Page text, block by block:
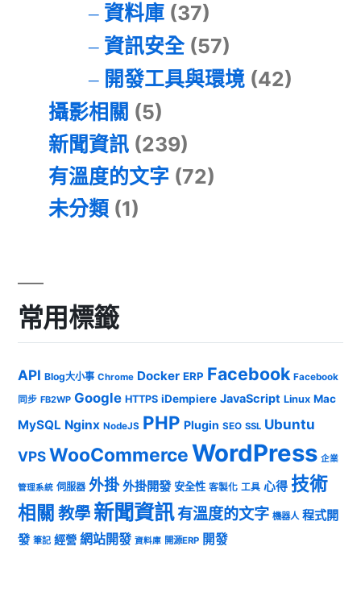
資料庫(37)
資訊安全(57)
開發工具與環境(42)
攝影相關 (5)
新聞資訊 (239)
有溫度的文字 (72)
未分類 (1)
常用標籤
API Blog大小事 Chrome Docker ERP Facebook Facebook
同步 FB2WP Google HTTPS iDempiere JavaScript Linux Mac
MySQL Nginx NodeJS PHP Plugin SEO SSL Ubuntu
VPSWooCommerceWordPress 企業
管理系統 伺服器 外掛 外掛開發 安全性 客製化 工具 心得 技術
相關 教學 新聞資訊有溫度的文字 機器人 程式開
發 筆記 經營 網站開發 資料庫 開源ERP 開發